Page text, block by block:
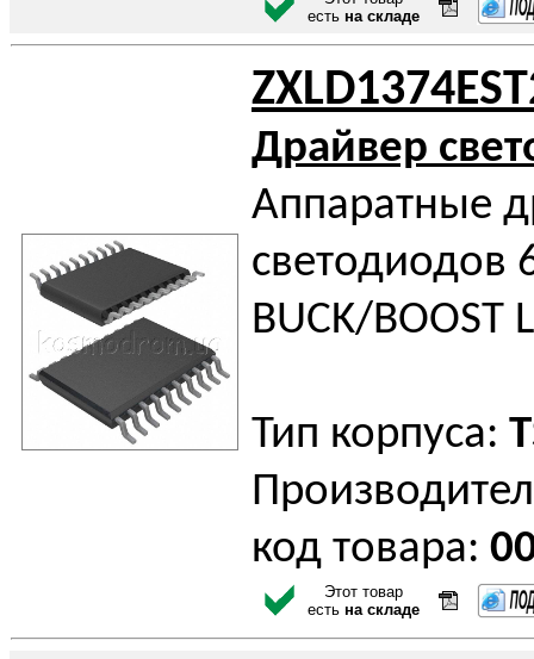
есть на складе
Драйвер
Аппаратные
светодиодов
BUCK/BOOST
Тип корпуса:
код товара:
Этот товар
есть на складе